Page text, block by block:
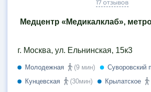
17 отзывов
Медцентр «Медикалклаб»,
г. Москва, ул. Ельнинская, 15к3
Молодежная (9 мин) Суворовский
Кунцевская
(30мин) Крылатское